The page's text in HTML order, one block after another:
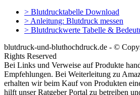
> Blutdrucktabelle Download
> Anleitung: Blutdruck messen
> Blutdruckwerte Tabelle &
blutdruck-und-bluthochdruck.de - ©
Rights Reserved
Bei Links und Verweise auf Produkte
Empfehlungen. Bei Weiterleitung zu
erhalten wir beim Kauf von Produkten
hilft unser Ratgeber Portal zu betreiben